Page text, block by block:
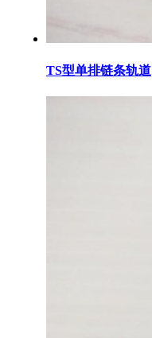
TS型单排链条轨道